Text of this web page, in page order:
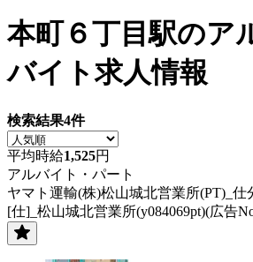
本町６丁目駅のア
バイト求人情報
検索結果4件
平均時給1,525円
アルバイト・パート
ヤマト運輸(株)松山城北営業所(PT)_仕
[仕]_松山城北営業所(y084069pt)(広告